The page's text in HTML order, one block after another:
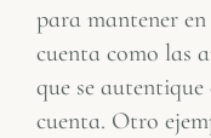
para mantener
cuenta como las
que se autentique
cuenta. Otro